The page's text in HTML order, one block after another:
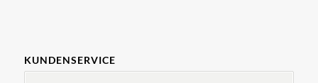
KUNDENSERVICE